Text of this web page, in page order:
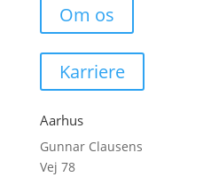
Om os
Karriere
Aarhus
Gunnar Clausens
Vej 78